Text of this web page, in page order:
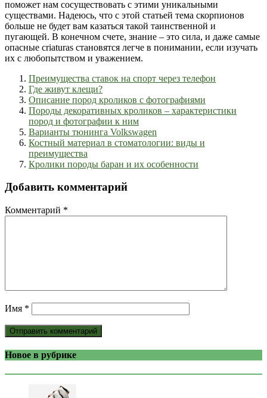
поможет нам сосуществовать с этими уникальными
существами. Надеюсь, что с этой статьей тема скорпионов
больше не будет вам казаться такой таинственной и
пугающей. В конечном счете, знание – это сила, и даже самые
опасные criaturas становятся легче в понимании, если изучать
их с любопытством и уважением.
Преимущества ставок на спорт через телефон
Где живут клещи?
Описание пород кроликов с фотографиями
Породы декоративных кроликов – характеристики
пород и фотографии к ним
Варианты тюнинга Volkswagen
Костный материал в стоматологии: виды и
преимущества
Кролики породы баран и их особенности
Добавить комментарий
Комментарий *
Имя *
Новое в рубрике